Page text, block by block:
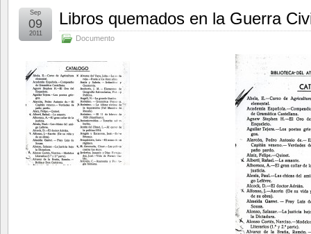
Libros quemados en la Guerra
Documento
Sep
09
2011